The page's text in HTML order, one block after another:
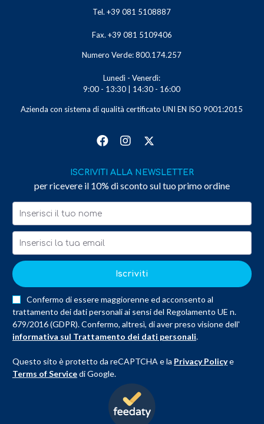
Tel. +39 081 5108887
Fax. +39 081 5109406
Numero Verde: 800.174.257
Lunedì - Venerdì:
9:00 - 13:30 | 14:30 - 16:00
Azienda con sistema di qualità certificato UNI EN ISO 9001:2015
ISCRIVITI ALLA NEWSLETTER
per ricevere il 10% di sconto sul tuo primo ordine
Iscriviti
Confermo di essere maggiorenne ed acconsento al
trattamento dei dati personali ai sensi del Regolamento UE n.
679/2016 (GDPR). Confermo, altresì, di aver preso visione dell'
informativa sul Trattamento dei dati personali.
Questo sito è protetto da reCAPTCHA e la Privacy Policye
Terms of Servicedi Google.